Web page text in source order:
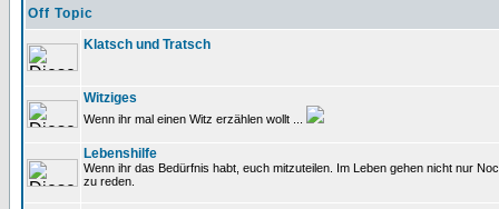
Off Topic
Klatsch und Tratsch
Witziges
Wenn ihr mal einen Witz erzählen wollt ...
Lebenshilfe
Wenn ihr das Bedürfnis habt, euch mitzuteilen. Im Leben gehen nicht nur
zu reden.